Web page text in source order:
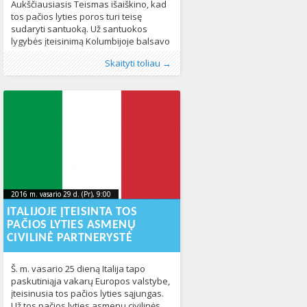
Aukščiausiasis Teismas išaiškino, kad
tos pačios lyties poros turi teisę
sudaryti santuoką. Už santuokos
lygybės įteisinimą Kolumbijoje balsavo
šeši Aukščiausiojo Teismo teisėjai,
prieš – trys. Iki šiol vienalytės poros
Kolumbijoje galėjo sudaryti tik civilinę
partnerystę. Tačiau paskelbus
Skaityti toliau →
Publikavo:Aliona, LGL
Kategorijos:LGBT pasaulyje,Naujienos,
Pasaulyje,Žmogaus teisės443
Žymos:santuokos lygybė,tos pačios lyties
asmenų civilinė partnerystė,tos pačios lyties
2016 m. vasario 29 d. (Pr), 9:00
2016-02-26T15:16:04+00:00
2016 m. vasario 29 d. (Pr), 9:00
2016-02-
26T15:16:04+00:00
ITALIJOJE ĮTEISINTA TOS
PAČIOS LYTIES ASMENŲ
CIVILINĖ PARTNERYSTĖ
Š. m. vasario 25 dieną Italija tapo
paskutiniąja vakarų Europos valstybe,
įteisinusia tos pačios lyties sąjungas.